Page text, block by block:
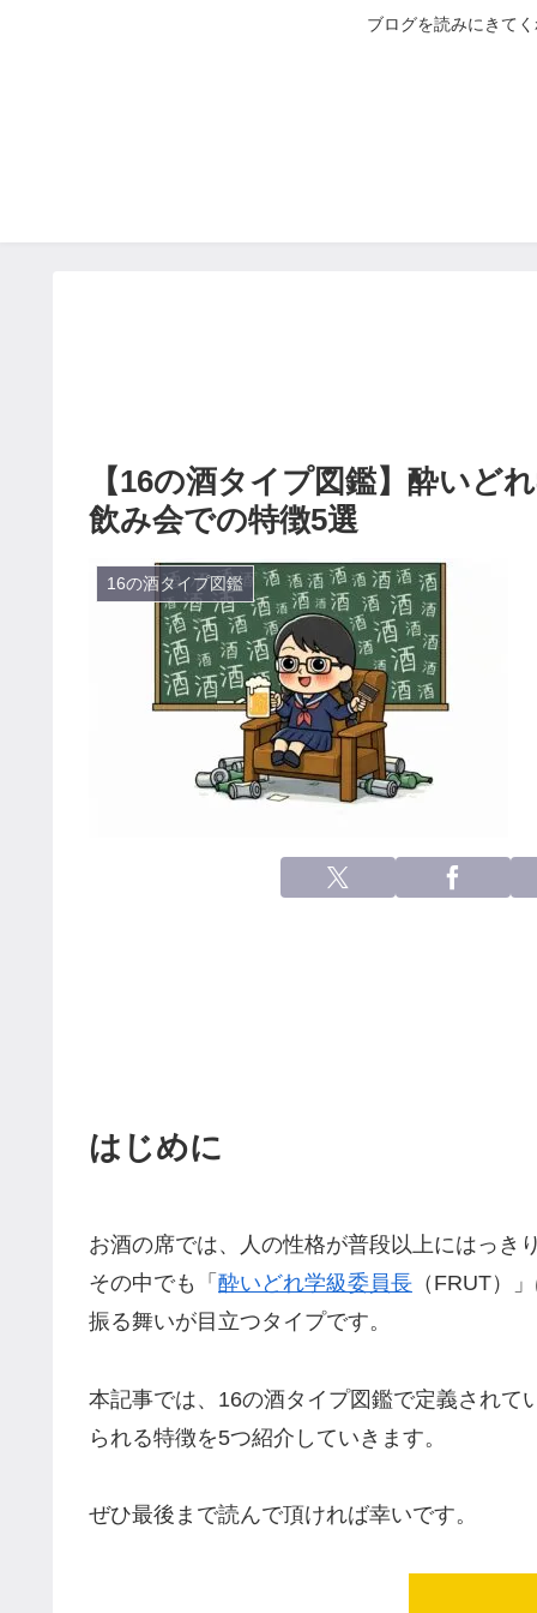
ブログを読みにきて
【16の酒タイプ図鑑】酔いど
飲み会での特徴5選
16の酒タイプ図鑑
はじめに
お酒の席では、人の性格が普段以上にはっき
その中でも「 酔いどれ学級委員長 （FRUT）
振る舞いが目立つタイプです。
本記事では、16の酒タイプ図鑑で定義され
られる特徴を5つ紹介していきます。
ぜひ最後まで読んで頂ければ幸いです。